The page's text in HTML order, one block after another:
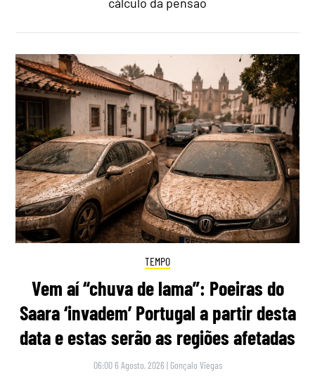
TEMPO
Vem aí “chuva de lama”: Poeiras do
Saara ‘invadem’ Portugal a partir desta
data e estas serão as regiões afetadas
06:00 6 Agosto, 2026 | Gonçalo Viegas